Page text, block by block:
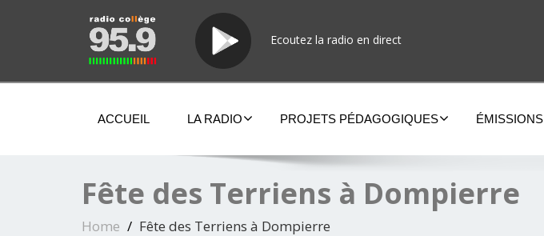
Ecoutez la radio en direct
ACCUEIL LA RADIO PROJETS PÉDAGOGIQUES ÉMISSIONS
Fête des Terriens à Dompierre
Home Fête des Terriens à Dompierre